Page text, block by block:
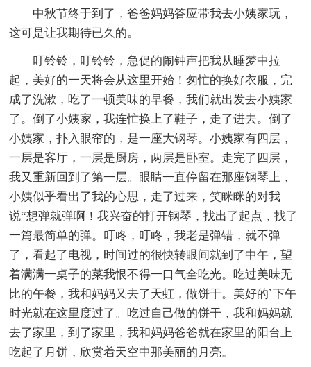
中秋节终于到了，爸爸妈妈答应带我去小姨家玩，
这可是让我期待已久的。
叮铃铃，叮铃铃，急促的闹钟声把我从睡梦中拉
起，美好的一天将会从这里开始！匆忙的换好衣服，完
成了洗漱，吃了一顿美味的早餐，我们就出发去小姨家
了。倒了小姨家，我连忙换上了鞋子，走了进去。倒了
小姨家，扑入眼帘的，是一座大钢琴。小姨家有四层，
一层是客厅，一层是厨房，两层是卧室。走完了四层，
我又重新回到了第一层。眼睛一直停留在那座钢琴上，
小姨似乎看出了我的心思，走了过来，笑眯眯的对我
说“想弹就弹啊！我兴奋的打开钢琴，找出了起点，找了
一篇最简单的弹。叮咚，叮咚，我老是弹错，就不弹
了，看起了电视，时间过的很快转眼间就到了中午，望
着满满一桌子的菜我恨不得一口气全吃光。吃过美味无
比的午餐，我和妈妈又去了天虹，做饼干。美好的`下午
时光就在这里度过了。吃过自己做的饼干，我和妈妈就
去了家里，到了家里，我和妈妈爸爸就在家里的阳台上
吃起了月饼，欣赏着天空中那美丽的月亮。